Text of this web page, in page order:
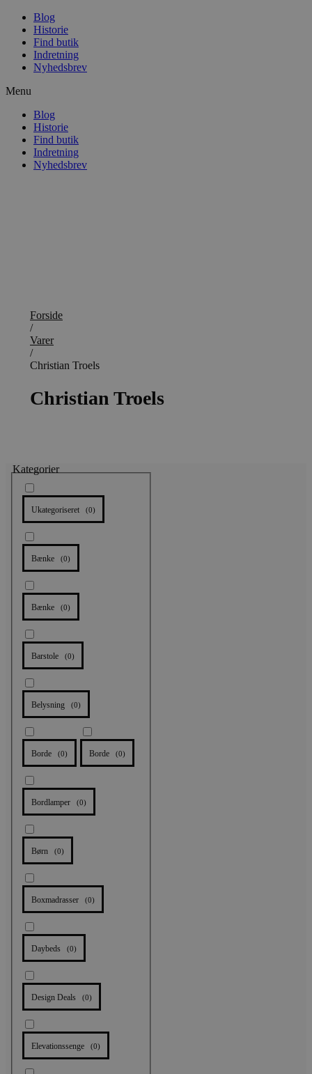
Blog
Historie
Find butik
Indretning
Nyhedsbrev
Menu
Blog
Historie
Find butik
Indretning
Nyhedsbrev
Forside
/
Varer
/
Christian Troels
Christian Troels
Kategorier
Ukategoriseret (0)
Bænke (0)
Bænke (0)
Barstole (0)
Belysning (0)
Borde (0) Borde (0)
Bordlamper (0)
Børn (0)
Boxmadrasser (0)
Daybeds (0)
Design Deals (0)
Elevationssenge (0)